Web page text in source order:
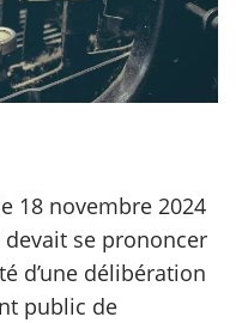
18 novembre 2024
devait se prononcer
d’une délibération
public de